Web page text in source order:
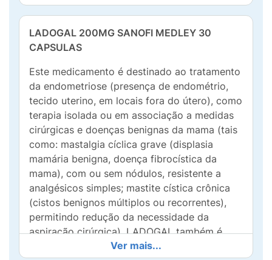
LADOGAL 200MG SANOFI MEDLEY 30
CAPSULAS
Este medicamento é destinado ao tratamento
da endometriose (presença de endométrio,
tecido uterino, em locais fora do útero), como
terapia isolada ou em associação a medidas
cirúrgicas e doenças benignas da mama (tais
como: mastalgia cíclica grave (displasia
mamária benigna, doença fibrocística da
mama), com ou sem nódulos, resistente a
analgésicos simples; mastite cística crônica
(cistos benignos múltiplos ou recorrentes),
permitindo redução da necessidade da
aspiração cirúrgica). LADOGAL também é
utilizado para reduzir o endométrio e facilitar
Ver mais...